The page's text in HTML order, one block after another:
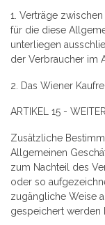
1. Verträge
für die diese
unterliegen
der Verbraucher im
2. Das Wiener
ARTIKEL 15 -
Zusätzliche
Allgemeinen
zum Nachteil des
oder so
zugängliche Weise
gespeichert werden